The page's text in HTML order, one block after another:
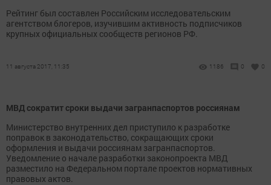
Рейтинг был составлен Российским исследовательским
агентством блогеров, изучившим активность подписчиков
крупных официальных сообществ регионов РФ.
11 августа 2017, 11:35 1186 0 0
МВД сократит сроки выдачи загранпаспортов россиянам‍
Министерство внутренних дел приступило к разработке
поправок в законодательство, сокращающих сроки
оформления и выдачи россиянам загранпаспортов.
Уведомление о начале разработки законопроекта МВД
разместило на Федеральном портале проектов нормативных
правовых актов.